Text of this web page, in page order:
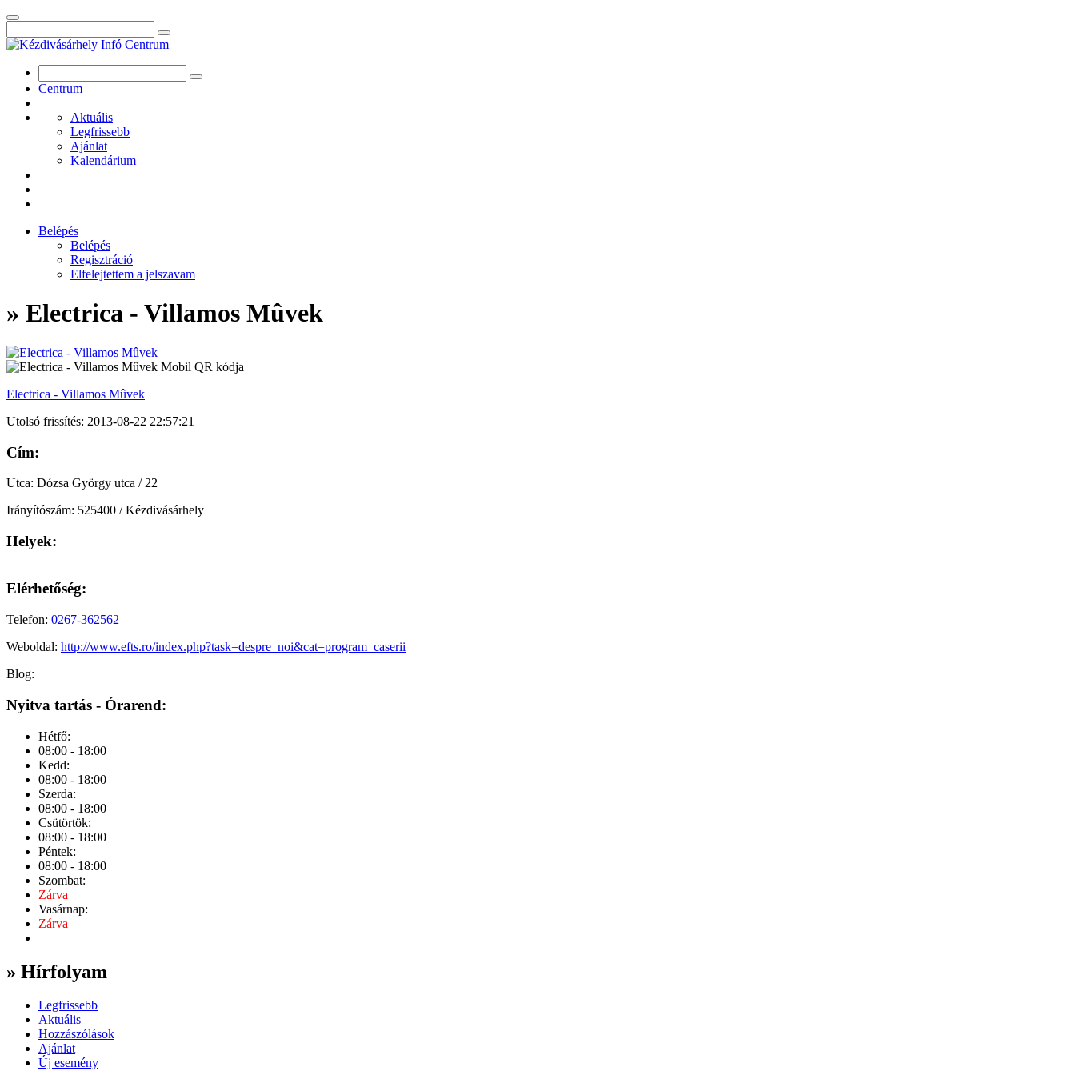
Centrum
Aktuális
Legfrissebb
Ajánlat
Kalendárium
Belépés
Belépés
Regisztráció
Elfelejtettem a jelszavam
» Electrica - Villamos Mûvek
Electrica - Villamos Mûvek
Utolsó frissítés: 2013-08-22 22:57:21
Cím:
Utca: Dózsa György utca / 22
Irányítószám: 525400 / Kézdivásárhely
Helyek:
Elérhetőség:
Telefon: 0267-362562
Weboldal: http://www.efts.ro/index.php?task=despre_noi&cat=program_caserii
Blog:
Nyitva tartás - Órarend:
Hétfő:
08:00 - 18:00
Kedd:
08:00 - 18:00
Szerda:
08:00 - 18:00
Csütörtök:
08:00 - 18:00
Péntek:
08:00 - 18:00
Szombat:
Zárva
Vasárnap:
Zárva
» Hírfolyam
Legfrissebb
Aktuális
Hozzászólások
Ajánlat
Új esemény